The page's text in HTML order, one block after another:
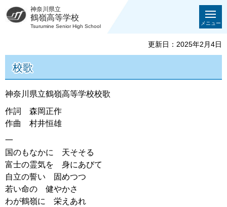
神奈川県立
鶴嶺高等学校
Tsurumine Senior High School
メニュー
更新日：2025年2月4日
校歌
神奈川県立鶴嶺高等学校校歌
作詞 森岡正作
作曲 村井恒雄
一
国のもなかに 天そそる
富士の霊気を 身にあびて
自立の誓い 固めつつ
若い命の 健やかさ
わが鶴嶺に 栄えあれ